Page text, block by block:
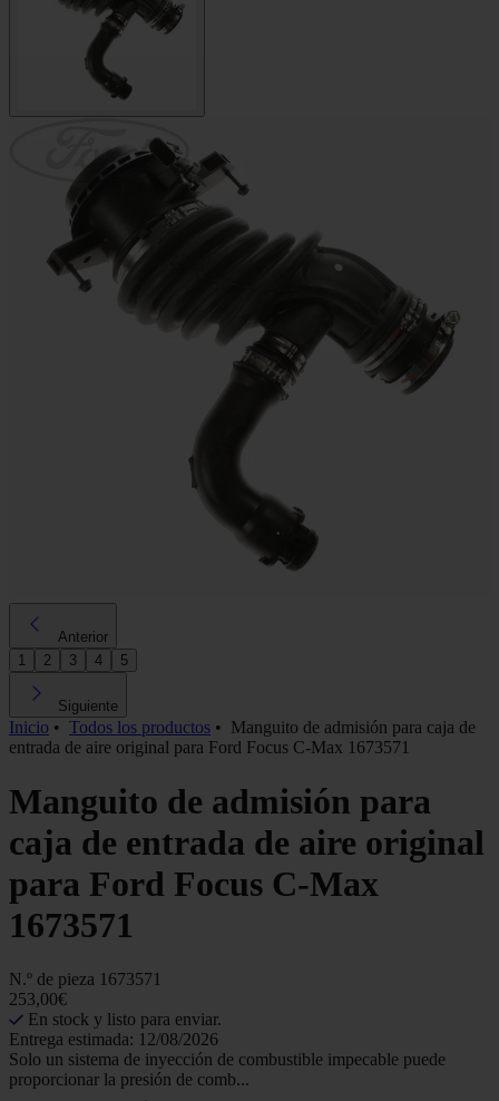
Anterior
1
2 3 4 5
Siguiente
Inicio • Todos los productos • Manguito de admisión para caja de
entrada de aire original para Ford Focus C-Max 1673571
Manguito de admisión para
caja de entrada de aire original
para Ford Focus C-Max
1673571
N.º de pieza 1673571
253,00€
En stock y listo para enviar.
Entrega estimada: 12/08/2026
Solo un sistema de inyección de combustible impecable puede
proporcionar la presión de comb...